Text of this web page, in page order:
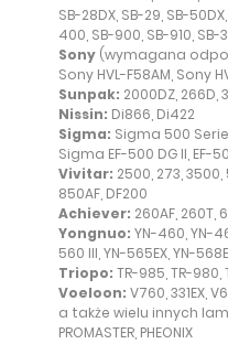
SB-28DX, SB-29, SB-
400, SB-900, SB-910, SB-
Sony(wymagana
Sony HVL-F58AM, Sony
Sunpak: 2000DZ, 266D,
Nissin: Di866, Di422
Sigma: Sigma 500
Sigma EF-500 DG II, EF-
Vivitar: 2500, 273, 3500,
850AF, DF200
Achiever: 260AF, 260T,
Yongnuo: YN-460, YN-
560 III, YN-565EX, YN-
Triopo: TR-985, TR-980,
Voeloon: V760, 331EX,
a także wielu innych lamp
PROMASTER, PHEONIX